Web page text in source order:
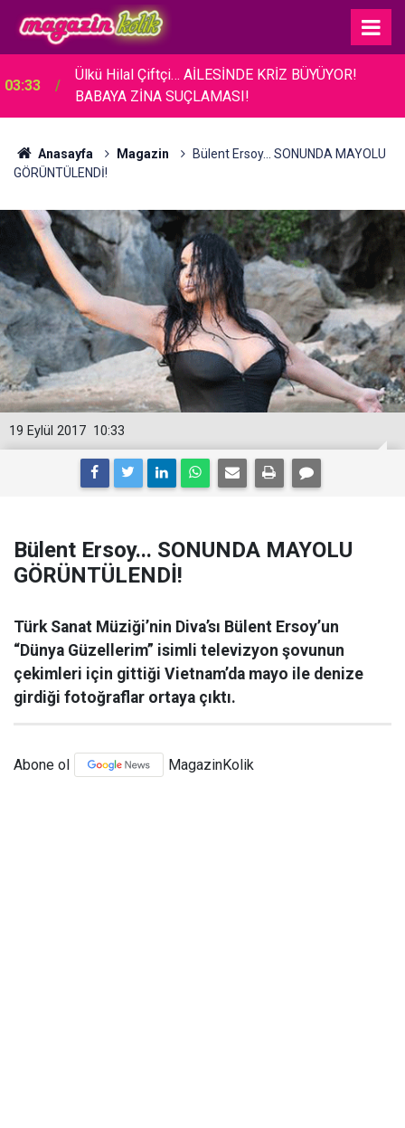
03:26 Acun Ilıcalı... BAKAN ERSOY'A TANITIM ZİYARETİ!
Anasayfa Magazin
Bülent Ersoy... SONUNDA MAYOLU
GÖRÜNTÜLENDİ!
10:33
19 Eylül 2017
Bülent Ersoy... SONUNDA MAYOLU
GÖRÜNTÜLENDİ!
Türk Sanat Müziği’nin Diva’sı Bülent Ersoy’un
“Dünya Güzellerim” isimli televizyon şovunun
çekimleri için gittiği Vietnam’da mayo ile denize
girdiği fotoğraflar ortaya çıktı.
Abone ol MagazinKolik